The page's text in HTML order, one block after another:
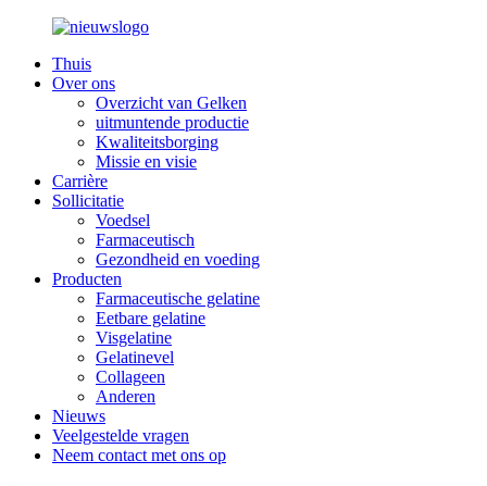
Thuis
Over ons
Overzicht van Gelken
uitmuntende productie
Kwaliteitsborging
Missie en visie
Carrière
Sollicitatie
Voedsel
Farmaceutisch
Gezondheid en voeding
Producten
Farmaceutische gelatine
Eetbare gelatine
Visgelatine
Gelatinevel
Collageen
Anderen
Nieuws
Veelgestelde vragen
Neem contact met ons op